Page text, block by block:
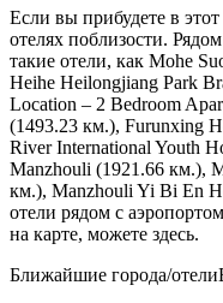
Если вы прибудете в
отелях поблизости.
такие отели, как Mohe
Heihe Heilongjiang Park
Location – 2 Bedroom
(1493.23 км.), Furunxing
River International Youth
Manzhouli (1921.66 км.),
км.), Manzhouli Yi Bi En
отели рядом с
на карте, можете здесь.
Ближайшие города/